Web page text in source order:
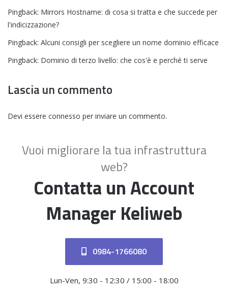
Pingback: Mirrors Hostname: di cosa si tratta e che succede per
l'indicizzazione?
Pingback: Alcuni consigli per scegliere un nome dominio efficace
Pingback: Dominio di terzo livello: che cos'è e perché ti serve
Lascia un commento
Devi essere connesso per inviare un commento.
Vuoi migliorare la tua infrastruttura
web?
Contatta un Account
Manager Keliweb
0984-1766080
Lun-Ven, 9:30 - 12:30 / 15:00 - 18:00